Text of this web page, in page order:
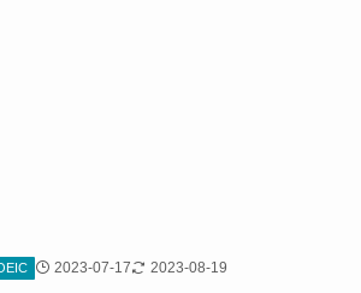
2023-07-17 2023-08-19